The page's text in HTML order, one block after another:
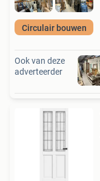
Circulair bouwen
Ook van deze
adverteerder